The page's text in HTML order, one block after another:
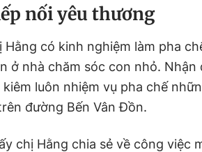
nối yêu thương
Hằng có kinh nghiệm làm pha
ở nhà chăm sóc con nhỏ.
kiêm luôn nhiệm vụ pha chế
đường Bến Vân Đồn.
chị Hằng chia sẻ về công việc